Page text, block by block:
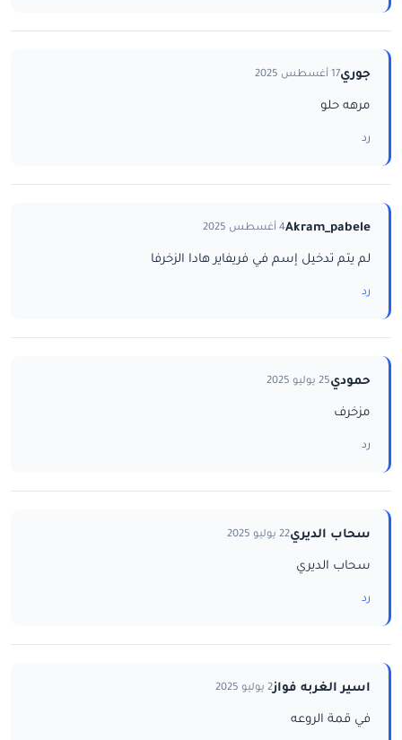
جوري17 أغسطس 2025
مرهه حلو
رد
Akram_pabele4 أغسطس 2025
لم يتم تدخيل إسم في فريفاير هادا الزخرفا
رد
حمودي25 يوليو 2025
مزخرف
رد
سحاب الديري22 يوليو 2025
سحاب الديري
رد
اسير الغربه فواز2 يوليو 2025
في قمة الروعه